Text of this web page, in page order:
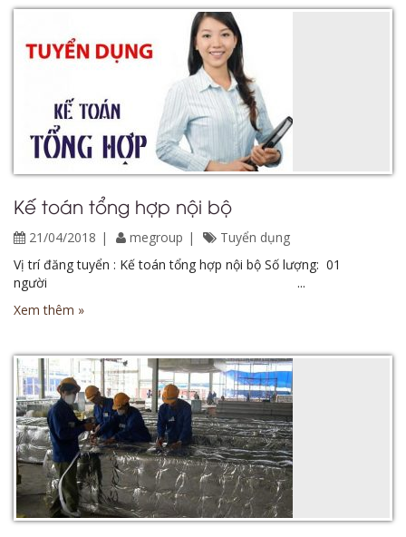
Kế toán tổng hợp nội bộ
21/04/2018 megroup
Tuyển dụng
Vị trí đăng tuyển : Kế toán tổng hợp nội bộ Số lượng: 01
người ...
Xem thêm »